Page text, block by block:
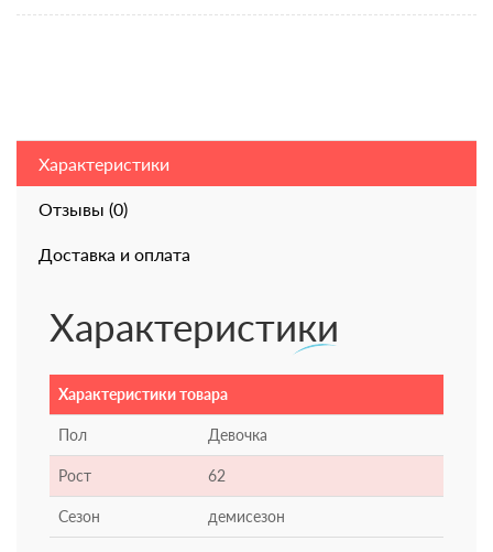
Характеристики
Отзывы (0)
Доставка и оплата
Характеристики
Характеристики товара
Пол Девочка
Рост 62
Сезон демисезон